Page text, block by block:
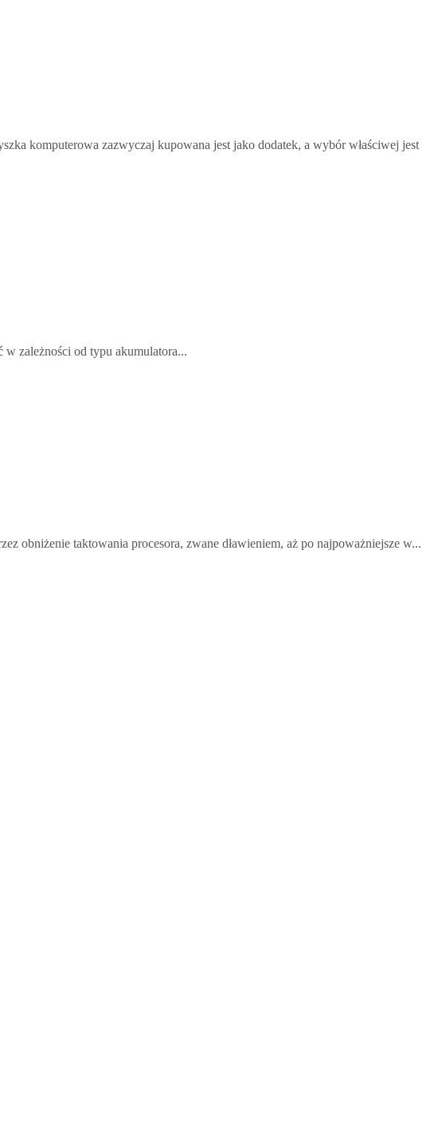
komputerowa zazwyczaj kupowana jest jako dodatek, a wybór właściwej jest
w zależności od typu akumulatora...
obniżenie taktowania procesora, zwane dławieniem, aż po najpoważniejsze w...